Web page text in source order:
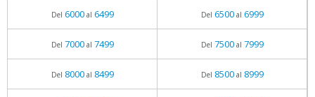
Del 6000al 6499 Del 6500al 6999
Del 7000al 7499 Del 7500al 7999
Del 8000al 8499 Del 8500al 8999